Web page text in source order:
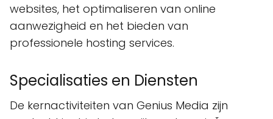
websites, het optimaliseren van online
aanwezigheid en het bieden van
professionele hosting services.
Specialisaties en Diensten
De kernactiviteiten van Genius Media zijn